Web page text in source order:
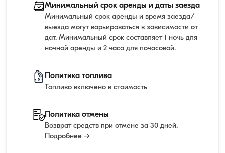
Минимальный срок аренды и даты заезда
Минимальный срок аренды и время заезда/
выезда могут варьироваться в зависимости от
дат. Минимальный срок составляет 1 ночь для
ночной аренды и 2 часа для почасовой.
Политика топлива
Топливо включено в стоимость
Политика отмены
Возврат средств при отмене за 30 дней.
Подробнее →